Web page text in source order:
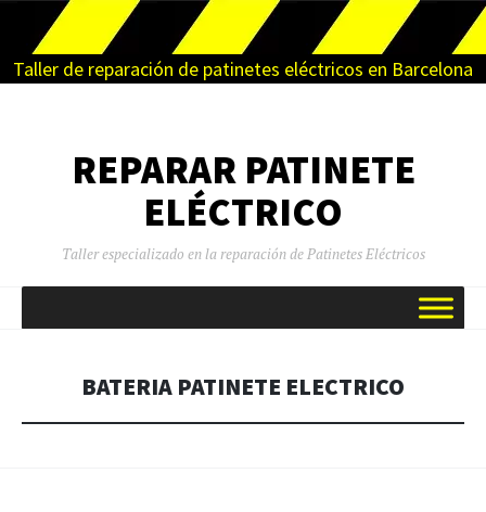
Taller de reparación de patinetes eléctricos en Barcelona
REPARAR PATINETE
ELÉCTRICO
Taller especializado en la reparación de Patinetes Eléctricos
CONTENIDO
BATERIA PATINETE ELECTRICO